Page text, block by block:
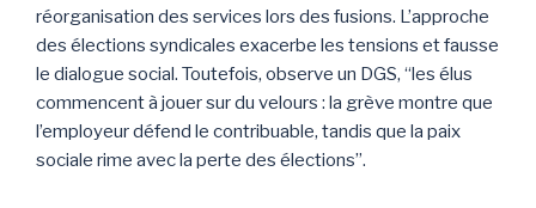
réorganisation des services lors des fusions. L’approche
des élections syndicales exacerbe les tensions et fausse
le dialogue social. Toutefois, observe un DGS, “les élus
commencent à jouer sur du velours : la grève montre que
l’employeur défend le contribuable, tandis que la paix
sociale rime avec la perte des élections”.